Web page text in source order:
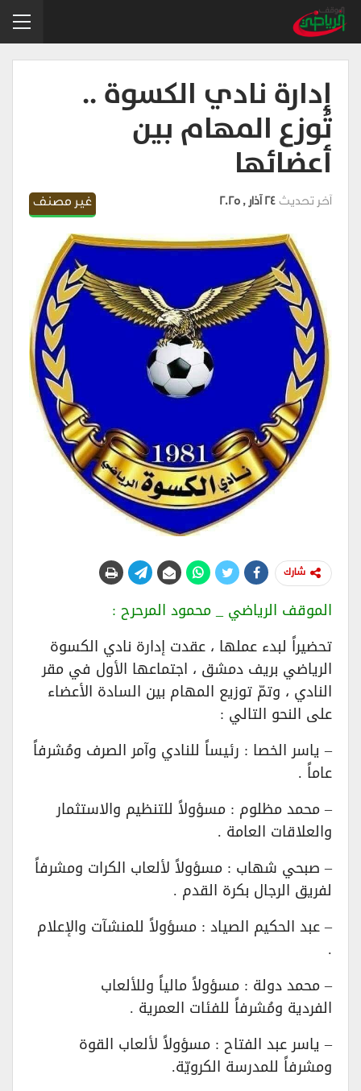
إدارة نادي الكسوة ..
تُوزع المهام بين
أعضائها
غير مصنف آخر تحديث24 آذار , 2025
شارك
الموقف الرياضي _ محمود المرحرح :
تحضيراً لبدء عملها ، عقدت إدارة نادي الكسوة
الرياضي بريف دمشق ، اجتماعها الأول في مقر
النادي ، وتمّ توزيع المهام بين السادة الأعضاء
على النحو التالي :
– ياسر الخصا : رئيساً للنادي وآمر الصرف ومُشرفاً
عاماً .
– محمد مظلوم : مسؤولاً للتنظيم والاستثمار
والعلاقات العامة .
– صبحي شهاب : مسؤولاً لألعاب الكرات ومشرفاً
لفريق الرجال بكرة القدم .
– عبد الحكيم الصياد : مسؤولاً للمنشآت والإعلام
– محمد دولة : مسؤولاً مالياً وللألعاب
الفردية ومُشرفاً للفئات العمرية .
– ياسر عبد الفتاح : مسؤولاً لألعاب القوة
ومشرفاً للمدرسة الكرويّة.